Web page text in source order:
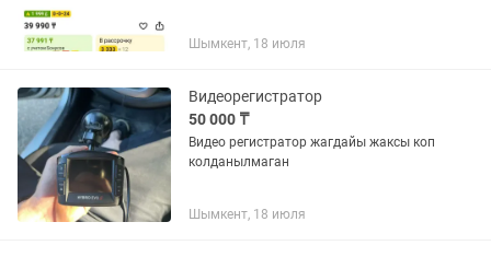
Шымкент, 18 июля
Видеорегистратор
50 000 ₸
Видео регистратор жагдайы жаксы коп
колданылмаган
Шымкент, 18 июля